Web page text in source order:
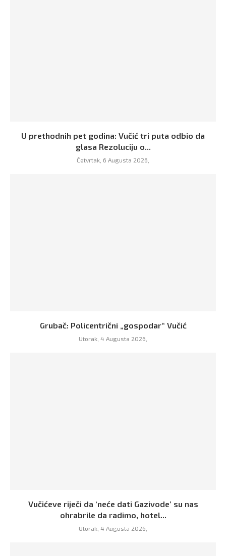
U prethodnih pet godina: Vučić tri puta odbio da
glasa Rezoluciju o...
Četvrtak, 6 Augusta 2026,
Grubač: Policentrični „gospodar“ Vučić
Utorak, 4 Augusta 2026,
Vučićeve riječi da ‘neće dati Gazivode’ su nas
ohrabrile da radimo, hotel...
Utorak, 4 Augusta 2026,